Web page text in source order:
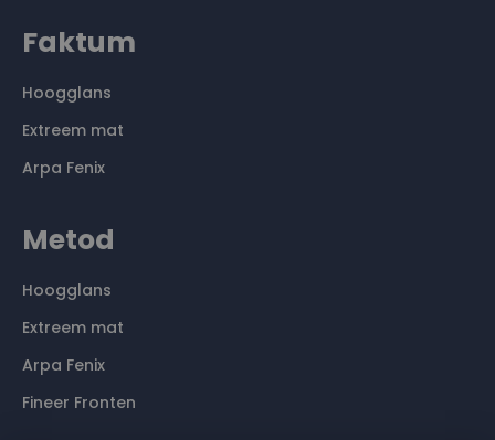
Faktum
Hoogglans
Extreem mat
Arpa Fenix
Metod
Hoogglans
Extreem mat
Arpa Fenix
Fineer Fronten